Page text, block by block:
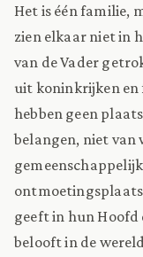
Het is één familie,
zien elkaar niet in
van de Vader
uit koninkrijken en
hebben geen
belangen, niet van
geeft in hun Hoofd
belooft in de